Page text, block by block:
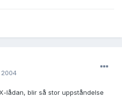
2004
lådan, blir så stor uppståndelse